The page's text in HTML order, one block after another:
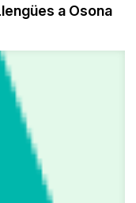
a Osona